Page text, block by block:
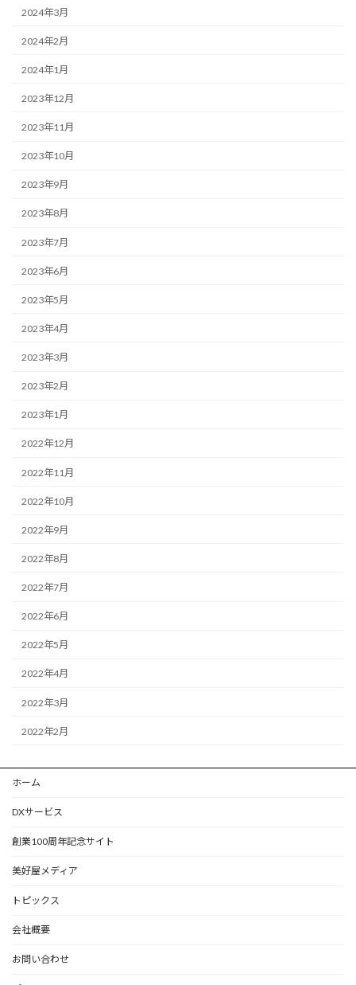
2024年3月
2024年2月
2024年1月
2023年12月
2023年11月
2023年10月
2023年9月
2023年8月
2023年7月
2023年6月
2023年5月
2023年4月
2023年3月
2023年2月
2023年1月
2022年12月
2022年11月
2022年10月
2022年9月
2022年8月
2022年7月
2022年6月
2022年5月
2022年4月
2022年3月
2022年2月
ホーム
DXサービス
創業100周年記念サイト
美好屋メディア
トピックス
会社概要
お問い合わせ